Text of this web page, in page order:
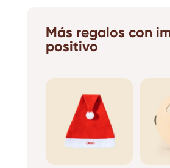
Más regalos con
positivo